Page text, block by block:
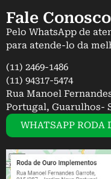
Fale Conosco
Pelo WhatsApp de
para atende-lo da
(11) 2469-1486
(11) 94317-5474
Rua Manoel
Portugal, Guarulhos-
WHATSAPP RODA